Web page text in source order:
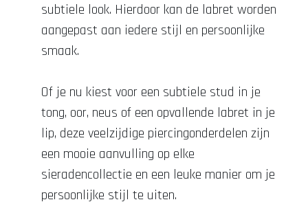
subtiele look. Hierdoor kan de labret worden
aangepast aan iedere stijl en persoonlijke
smaak.
Of je nu kiest voor een subtiele stud in je
tong, oor, neus of een opvallende labret in je
lip, deze veelzijdige piercingonderdelen zijn
een mooie aanvulling op elke
sieradencollectie en een leuke manier om je
persoonlijke stijl te uiten.